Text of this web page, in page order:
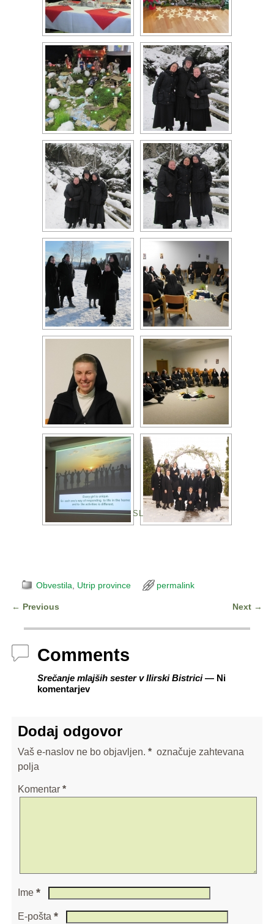
[SHOW AS SLIDESHOW]
Obvestila Utrip province permalink
← Previous Next →
Comments
Srečanje mlajših sester v Ilirski Bistrici— Ni
komentarjev
Dodaj odgovor
Vaš e-naslov ne bo objavljen. * označuje zahtevana
polja
Komentar *
Ime *
E-pošta *